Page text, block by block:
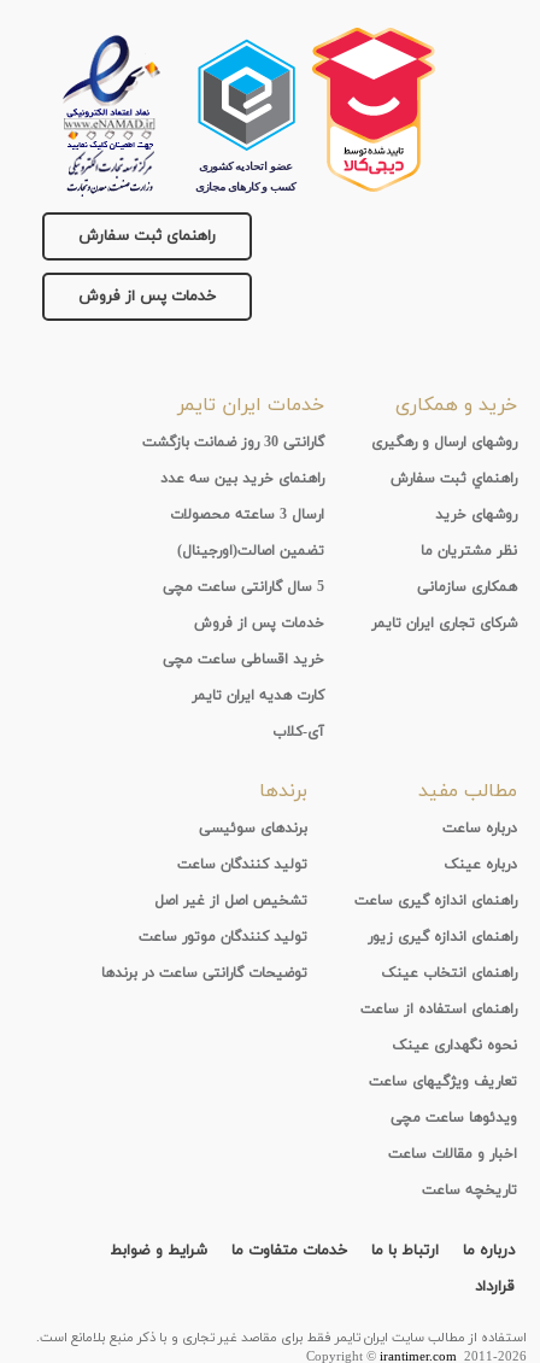
بند
راهنمای ثبت سفارش
خدمات پس از فروش
خرید و همکاری
روشهای ارسال و رهگیری
راهنماي ثبت سفارش
روشهای خرید
نظر مشتریان ما
همکاری سازمانی
شرکای تجاری ایران تایمر
خدمات ایران تایمر
گارانتی 30 روز ضمانت بازگشت
راهنمای خرید بین سه عدد
ارسال 3 ساعته محصولات
تضمین اصالت(اورجینال)
5 سال گارانتی ساعت مچی
خدمات پس از فروش
خرید اقساطی ساعت مچی
کارت هدیه ایران تایمر
آی-کلاب
مطالب مفید
درباره ساعت
درباره عینک
راهنمای اندازه گیری ساعت
راهنمای اندازه گیری زیور
راهنمای انتخاب عینک
راهنمای استفاده از ساعت
نحوه نگهداری عینک
تعاریف ویژگیهای ساعت
ویدئوها ساعت مچی
اخبار و مقالات ساعت
تاریخچه ساعت
برندها
برندهای سوئیسی
تولید کنندگان ساعت
تشخیص اصل از غیر اصل
تولید کنندگان موتور ساعت
توضیحات گارانتی ساعت در برندها
درباره ما ارتباط با ما خدمات متفاوت ما
شرایط و ضوابط
قرارداد
استفاده از مطالب سايت ایران تایمر فقط برای مقاصد غیر تجاری و با ذکر منبع بلامانع است.
Copyright ©irantimer.com2011-2026